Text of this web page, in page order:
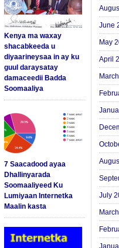
Kenya ma waxay
shacabkeeda u
diyaarineysaa in ay ku
guul daraysatay
damaceedii Badda
Soomaaliya
7 Saacadood ayaa
Dhallinyarada
Soomaaliyeed Ku
Lumiyaan Internetka
Maalin kasta
June
May
April
July